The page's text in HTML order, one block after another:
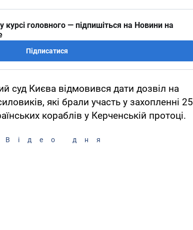
курсі головного — підпишіться на Новини на
Підписатися
суд Києва відмовився дати дозвіл на
які брали участь у захопленні 25
кораблів у Керченській протоці.
Відео дня